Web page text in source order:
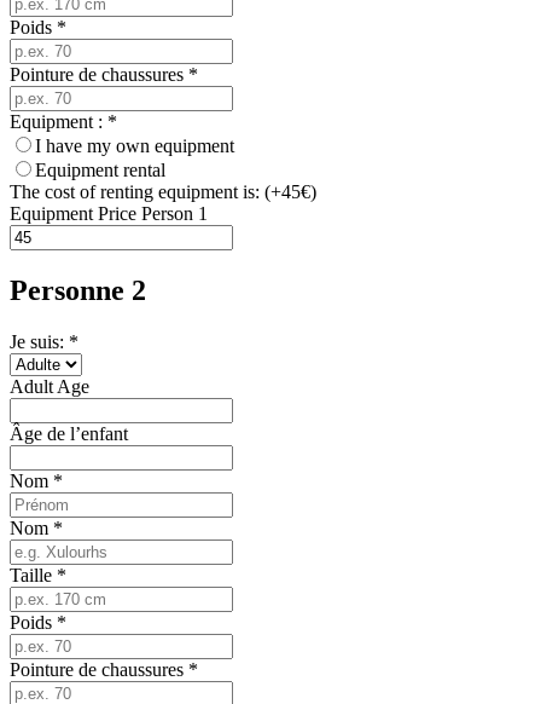
Poids *
Pointure de chaussures *
Equipment : *
I have my own equipment
Equipment rental
The cost of renting equipment is: (+45€)
Equipment Price Person 1
Personne 2
Je suis: *
Adult Age
Âge de l’enfant
Nom *
Nom *
Taille *
Poids *
Pointure de chaussures *